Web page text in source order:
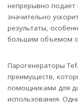
непрерывно подает
значительно
результаты,
большим объемом
Парогенераторы
преимуществ,
помощниками для
использования.